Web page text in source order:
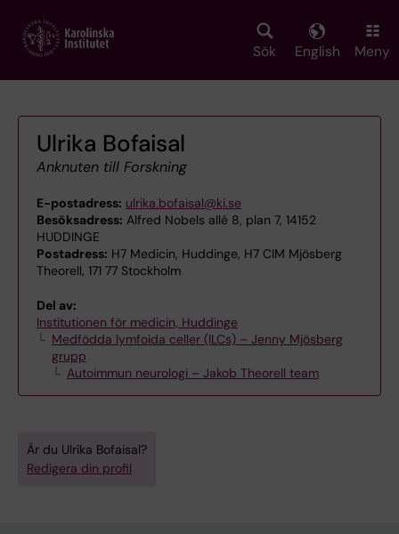
main
Sök English Meny
Ulrika Bofaisal
Anknuten till Forskning
E-postadress: ulrika.bofaisal@ki.se
Besöksadress: Alfred Nobels allé 8, plan 7, 14152
HUDDINGE
Postadress: H7 Medicin, Huddinge, H7 CIM Mjösberg
Theorell, 171 77 Stockholm
Del av:
Institutionen för medicin, Huddinge
Medfödda lymfoida celler (ILCs) – Jenny Mjösberg
grupp
Autoimmun neurologi – Jakob Theorell team
Är du Ulrika Bofaisal?
Redigera din profil